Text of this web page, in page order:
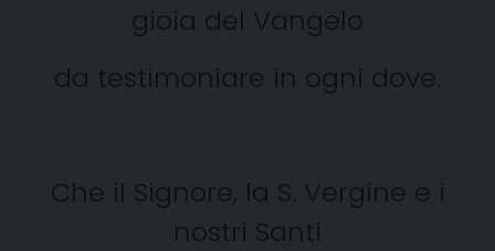
gioia del Vangelo
da testimoniare in ogni dove.
Che il Signore, la S. Vergine e i
nostri Santi